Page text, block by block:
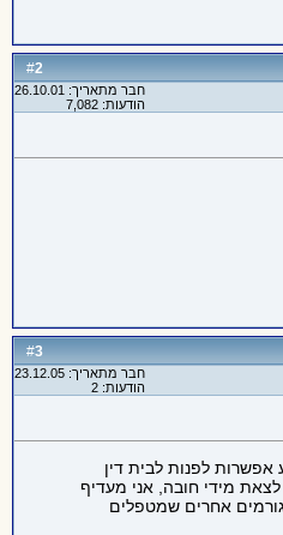
#
2
חבר מתאריך: 26.10.01
הודעות: 7,082
#
3
חבר מתאריך: 23.12.05
הודעות: 2
לפנות לבית דין
מידי חובה, אני מעדיף
אחרים שמטפלים